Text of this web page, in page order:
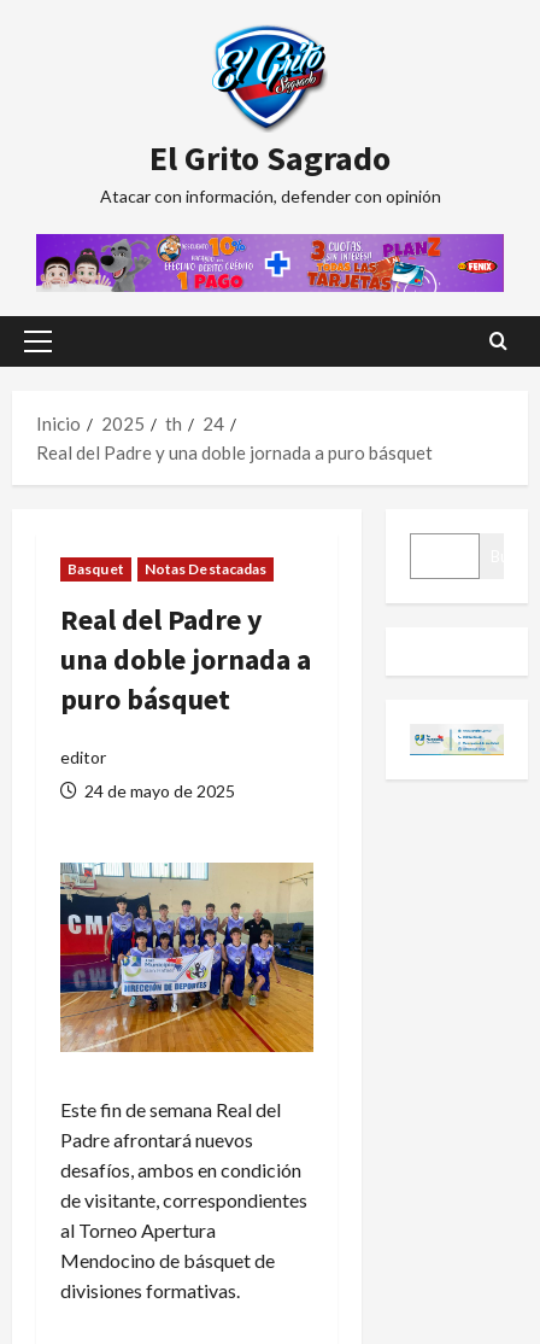
El Grito Sagrado
Atacar con información, defender con opinión
Menú
Inicio
2025 th
24
Real del Padre y una doble jornada a puro básquet
Basquet Notas Destacadas
Real del Padre y
una doble jornada a
puro básquet
editor
24 de mayo de 2025
Este fin de semana Real del
Padre afrontará nuevos
desafíos, ambos en condición
de visitante, correspondientes
al Torneo Apertura
Mendocino de básquet de
divisiones formativas.